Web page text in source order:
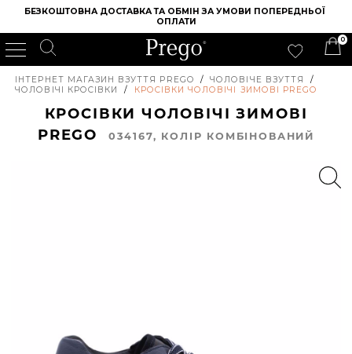
БЕЗКОШТОВНА ДОСТАВКА ТА ОБМІН ЗА УМОВИ ПОПЕРЕДНЬОЇ
ОПЛАТИ
0
ІНТЕРНЕТ МАГАЗИН ВЗУТТЯ PREGO / ЧОЛОВІЧЕ ВЗУТТЯ
/
ЧОЛОВІЧІ КРОСІВКИ
/ КРОСІВКИ ЧОЛОВІЧІ ЗИМОВІ PREGO
КРОСІВКИ ЧОЛОВІЧІ ЗИМОВІ
PREGO
034167, КОЛIР КОМБІНОВАНИЙ